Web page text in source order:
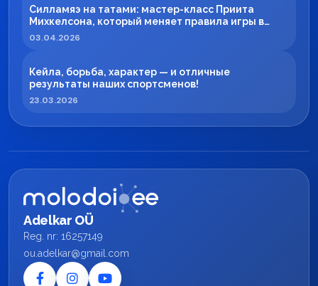
Силламяэ на татами: мастер-класс Приита
Михкелсона, который меняет правила игры в
регионе
03.04.2026
Кейла, борьба, характер — и отличные
результаты наших спортсменов!
23.03.2026
Adelkar OÜ
Reg. nr: 16257149
ou.adelkar@gmail.com